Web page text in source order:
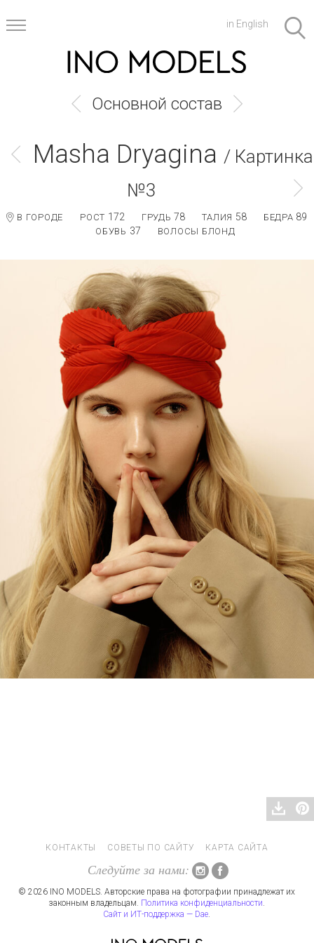
in English
Основной состав
Masha Dryagina / Картинка
№3
В ГОРОДЕ РОСТ 172 ГРУДЬ 78 ТАЛИЯ 58 БЕДРА 89
ОБУВЬ 37 ВОЛОСЫ БЛОНД
КОНТАКТЫ СОВЕТЫ ПО САЙТУ КАРТА САЙТА
Следуйте за нами:
© 2026 INO MODELS. Авторские права на фотографии принадлежат их
законным владельцам. Политика конфиденциальности.
Сайт и ИТ-поддержка — Dae.